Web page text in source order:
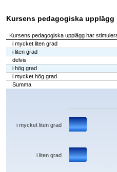
Kursens pedagogiska
Kursens pedagogiska upplägg har
i mycket liten grad
i liten grad
delvis
i hög grad
i mycket hög grad
Summa
Chart
The chart has 1 X axis displaying
The chart has 1 Y axis displaying values.
i liten grad
i mycket liten grad